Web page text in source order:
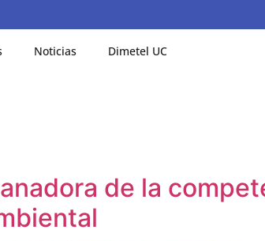
Noticias Dimetel UC
de la